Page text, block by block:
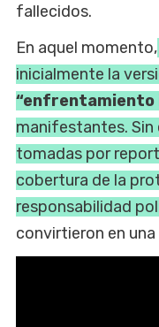
fallecidos.
En aquel momento,
inicialmente la
“enfrentamiento
manifestantes.
tomadas por
cobertura de la
responsabilidad
convirtieron en